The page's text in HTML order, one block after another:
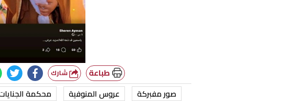
طباعة
صور مفبركة عروس المنوفية محكمة